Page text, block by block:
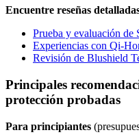
Encuentre reseñas
Prueba y evaluación de
Experiencias con Qi-
Revisión de Blushield
Principales
protección probadas
Para principiantes